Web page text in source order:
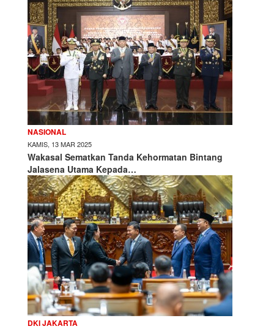
NASIONAL
KAMIS, 13 MAR 2025
Wakasal Sematkan Tanda Kehormatan Bintang
Jalasena Utama Kepada…
DKI JAKARTA